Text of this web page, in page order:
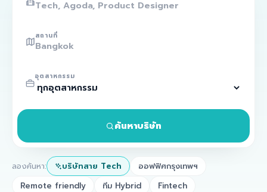
สถานที่
อุตสาหกรรม
ค้นหาบริษัท
ลองค้นหา: บริษัทสาย Tech
ออฟฟิศกรุงเทพฯ
Remote friendly
ทีม Hybrid Fintech